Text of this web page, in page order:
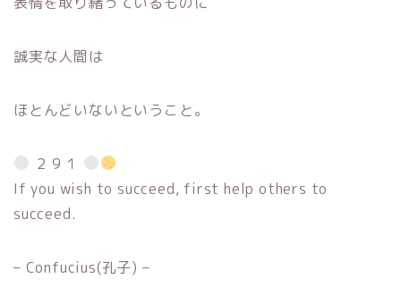
誠実な人間は
ほとんどいないということ。
２９１
If you wish to succeed, first help others to
succeed.
– Confucius(孔子) –